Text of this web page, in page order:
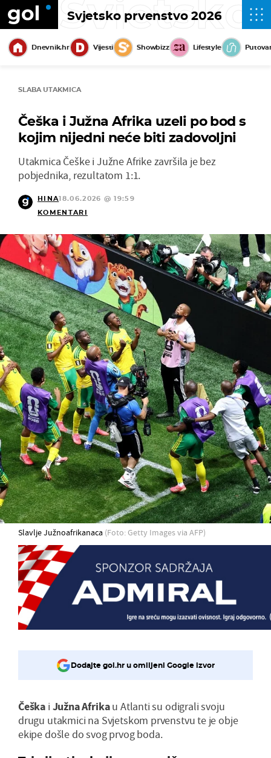
Svjetsko prvenstvo 2026
Dnevnik.hr Vijesti Showbizz Lifestyle
SLABA UTAKMICA
Češka i Južna Afrika uzeli po bod s
kojim nijedni neće biti zadovoljni
Utakmica Češke i Južne Afrike završila je bez
pobjednika, rezultatom 1:1.
HINA18.06.2026 @ 19:59
KOMENTARI
Slavlje Južnoafrikanaca (Foto: Getty Images via AFP)
Dodajte gol.hr u omiljeni Google izvor
Češka i JužnaAfrikau Atlanti su odigrali svoju
drugu utakmici na Svjetskom prvenstvu te je obje
ekipe došle do svog prvog boda.